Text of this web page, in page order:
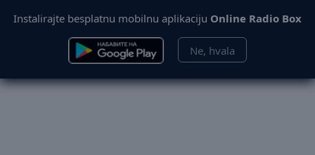
Instalirajte besplatnu mobilnu aplikaciju Online Radio Box
Ne, hvala